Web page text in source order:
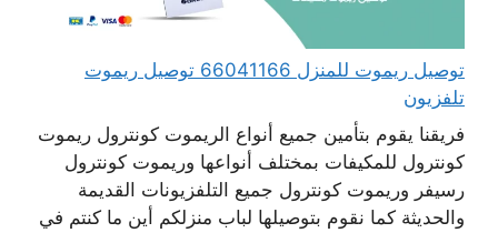
توصيل ريموت للمنزل 66041166 توصيل ريموت
تلفزيون
فريقنا يقوم بتأمين جميع أنواع الريموت كونترول ريموت
كونترول للمكيفات بمختلف أنواعها وريموت كونترول
رسيفر وريموت كونترول جميع التلفزيونات القديمة
والحديثة كما نقوم بتوصيلها لباب منزلكم أين ما كنتم في